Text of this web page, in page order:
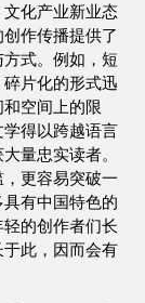
化产业新业态
作传播提供了
式。例如，短
片化的形式迅
空间上的限
得以跨越语言
量忠实读者。
更容易突破一
有中国特色的
的创作者们长
此，因而会有